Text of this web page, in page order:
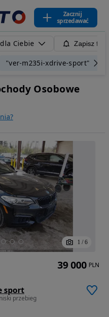
Zacznij
sprzedawać
Ciebie Zapisz
"ver-m235i-xdrive-sport"
Osobowe
1 / 6
sport
przebieg
39 000 PLN